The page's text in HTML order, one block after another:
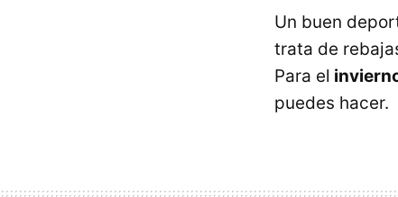
Un buen
trata de
Para el
puedes hacer.